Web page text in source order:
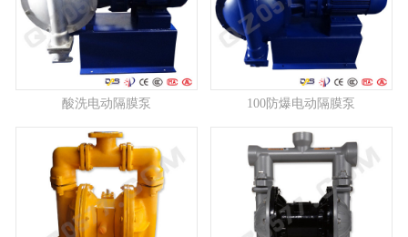
酸洗电动隔膜泵 100防爆电动隔膜泵